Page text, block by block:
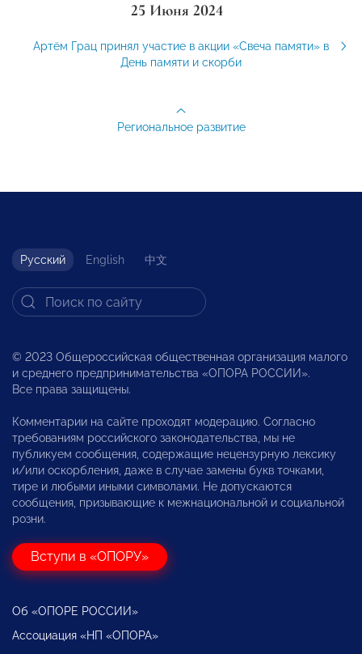
25 Июня 2024
Артём Грац принял участие в акции «Свеча памяти» в
День памяти и скорби
Региональное развитие
Русский English 中文
© 2023 Общероссийская общественная организация малого
и среднего предпринимательства «ОПОРА РОССИИ».
Все права защищены.
Комментарии на сайте проходят модерацию. Согласно
требованиям российского законодательства, мы не
публикуем сообщения, содержащие нецензурную лексику
и/или оскорбления, даже в случае замены букв точками,
тире и любыми иными символами. Не допускаются
сообщения, призывающие к межнациональной и социальной
розни.
Вступи в «ОПОРУ»
Об «ОПОРЕ РОССИИ»
Ассоциация «НП «ОПОРА»